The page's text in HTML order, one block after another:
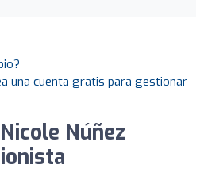
una cuenta gratis para gestionar
Núñez